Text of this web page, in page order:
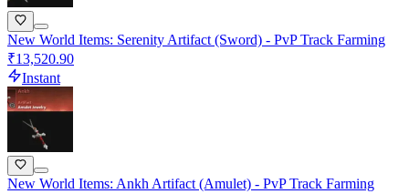
New World Items: Serenity Artifact (Sword) - PvP Track Farming
₹13,520.90
Instant
New World Items: Ankh Artifact (Amulet) - PvP Track Farming